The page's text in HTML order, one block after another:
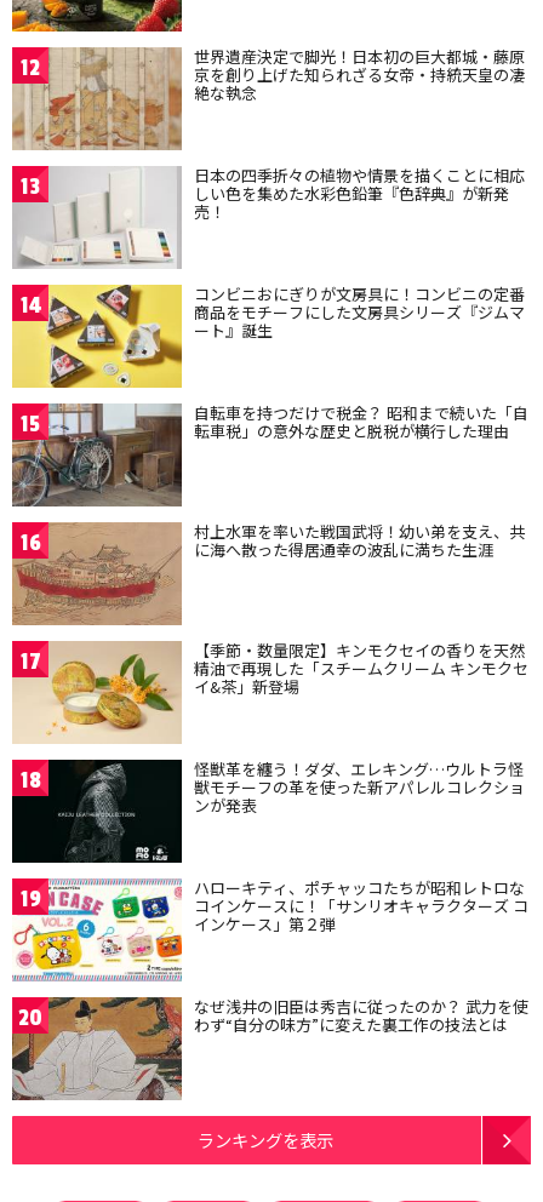
12 世界遺産決定で脚光！日本初の巨大都城・藤原
京を創り上げた知られざる女帝・持統天皇の凄
絶な執念
13 日本の四季折々の植物や情景を描くことに相応
しい色を集めた水彩色鉛筆『色辞典』が新発
売！
14 コンビニおにぎりが文房具に！コンビニの定番
商品をモチーフにした文房具シリーズ『ジムマ
ート』誕生
15 自転車を持つだけで税金？ 昭和まで続いた「自
転車税」の意外な歴史と脱税が横行した理由
16 村上水軍を率いた戦国武将！幼い弟を支え、共
に海へ散った得居通幸の波乱に満ちた生涯
17 【季節・数量限定】キンモクセイの香りを天然
精油で再現した「スチームクリーム キンモクセ
イ&茶」新登場
18 怪獣革を纏う！ダダ、エレキング…ウルトラ怪
獣モチーフの革を使った新アパレルコレクショ
ンが発表
19 ハローキティ、ポチャッコたちが昭和レトロな
コインケースに！「サンリオキャラクターズ コ
インケース」第２弾
20 なぜ浅井の旧臣は秀吉に従ったのか？ 武力を使
わず“自分の味方”に変えた裏工作の技法とは
ランキングを表示